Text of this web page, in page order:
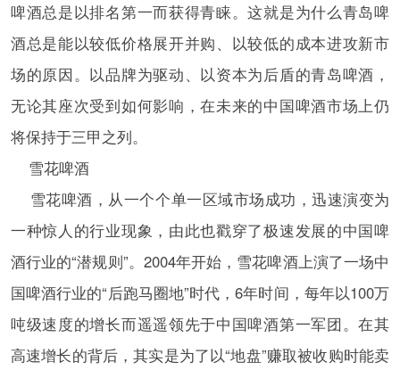
啤酒总是以排名第一而获得青睐。这就是为什么青岛啤
酒总是能以较低价格展开并购、以较低的成本进攻新市
场的原因。以品牌为驱动、以资本为后盾的青岛啤酒，
无论其座次受到如何影响，在未来的中国啤酒市场上仍
将保持于三甲之列。
雪花啤酒
雪花啤酒，从一个个单一区域市场成功，迅速演变为
一种惊人的行业现象，由此也戳穿了极速发展的中国啤
酒行业的“潜规则”。2004年开始，雪花啤酒上演了一场中
国啤酒行业的“后跑马圈地”时代，6年时间，每年以100万
吨级速度的增长而遥遥领先于中国啤酒第一军团。在其
高速增长的背后，其实是为了以“地盘”赚取被收购时能卖